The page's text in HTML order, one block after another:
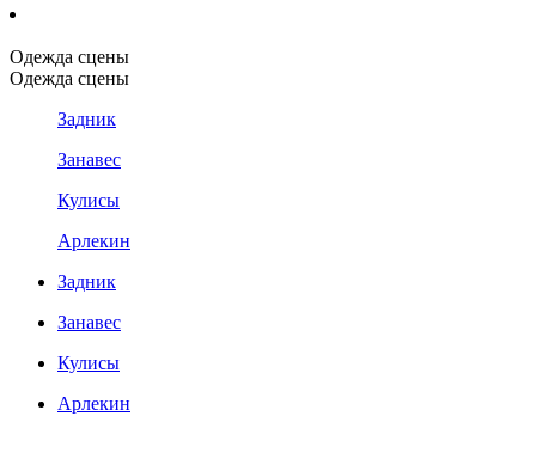
Одежда сцены
Одежда сцены
Задник
Занавес
Кулисы
Арлекин
Задник
Занавес
Кулисы
Арлекин